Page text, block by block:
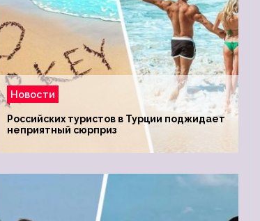
Новости
Российских туристов в Турции поджидает
неприятный сюрприз